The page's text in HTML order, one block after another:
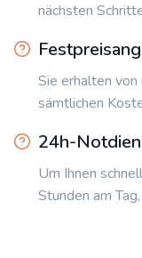
nächsten
Sie erhalten
sämtlichen
24h-
Um Ihnen
Stunden am